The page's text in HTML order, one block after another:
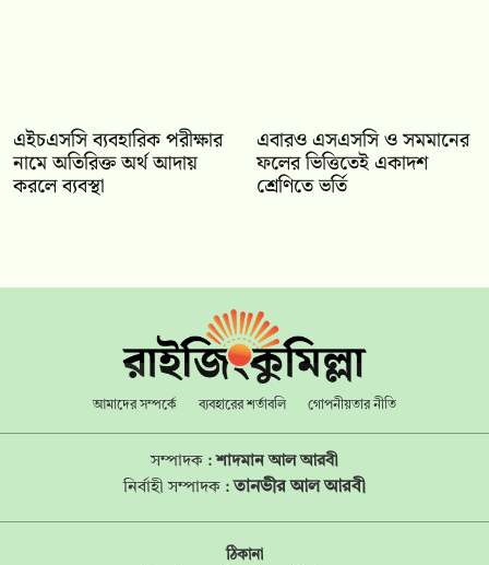
এইচএসসি ব্যবহারিক পরীক্ষার
নামে অতিরিক্ত অর্থ আদায়
করলে ব্যবস্থা
‎এবারও এসএসসি ও সমমানের
ফলের ভিত্তিতেই একাদশ
শ্রেণিতে ভর্তি
আমাদের সম্পর্কে ব্যবহারের শর্তাবলি গোপনীয়তার নীতি
সম্পাদক :শাদমান আল আরবী
নির্বাহী সম্পাদক : তানভীর আল আরবী
ঠিকানা